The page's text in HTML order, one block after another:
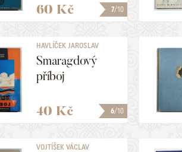
7/10
60 Kč
6/10
HAVLÍČEK JAROSLAV
Smaragdový
příboj
40 Kč
VOJTÍŠEK VÁCLAV